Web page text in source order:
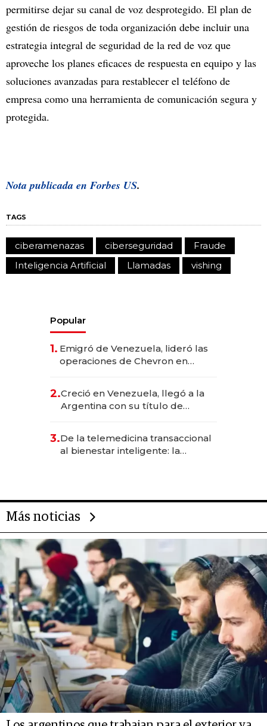
permitirse dejar su canal de voz desprotegido. El plan de
gestión de riesgos de toda organización debe incluir una
estrategia integral de seguridad de la red de voz que
aproveche los planes eficaces de respuesta en equipo y las
soluciones avanzadas para restablecer el teléfono de
empresa como una herramienta de comunicación segura y
protegida.
Nota publicada enForbes US.
TAGS
ciberamenazas ciberseguridad
Fraude
Inteligencia Artificial
Llamadas vishing
Popular
1. Emigró de Venezuela, lideró las
operaciones de Chevron en
2.Creció en Venezuela, llegó a la
Argentina con su título de
las marcas "fast premium"
3.De la telemedicina transaccional
al bienestar inteligente: la
Más noticias